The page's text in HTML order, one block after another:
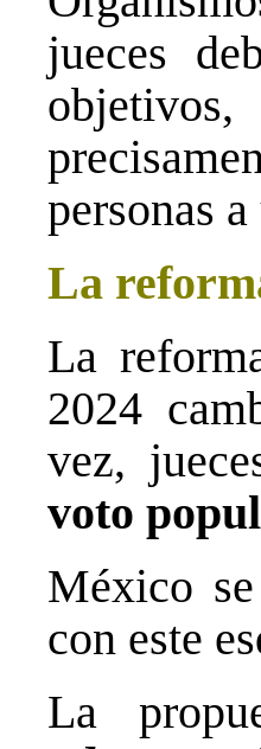
jueces
personas
La
La
2024
vez,
voto
México
con este
La